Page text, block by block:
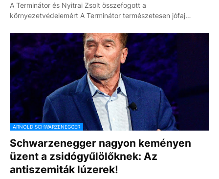
A Terminátor és Nyitrai Zsolt összefogott a
környezetvédelemért A Terminátor természetesen jófaj…
ARNOLD SCHWARZENEGGER
Schwarzenegger nagyon keményen
üzent a zsidógyűlölőknek: Az
antiszemiták lúzerek!